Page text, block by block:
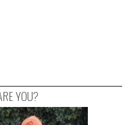
YOU?